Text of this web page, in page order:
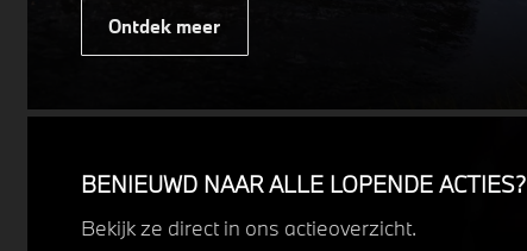
of elegante look, onze winterwielen zijn
uitdagende weersomstandigheden.
Ontdek meer
BENIEUWD NAAR ALLE LOPENDE ACTIES?
Bekijk ze direct in ons actieoverzicht.